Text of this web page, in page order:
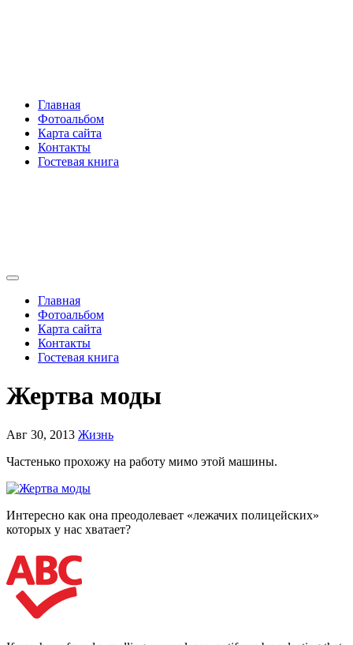
Главная
Фотоальбом
Карта сайта
Контакты
Гостевая книга
Главная
Фотоальбом
Карта сайта
Контакты
Гостевая книга
Жертва моды
Авг 30, 2013 Жизнь
Частенько прохожу на работу мимо этой машины.
Интересно как она преодолевает «лежачих полицейских»
которых у нас хватает?